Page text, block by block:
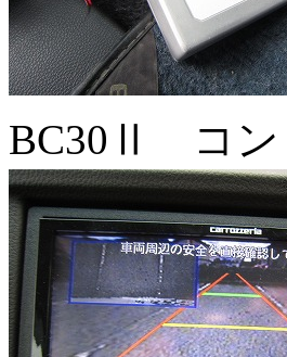
BC30Ⅱ コン